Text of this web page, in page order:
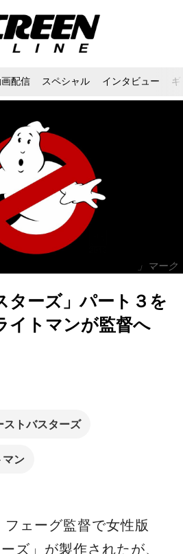
配信 スペシャル インタビュー
」マーク
ターズ」パート３を
イトマンが監督へ
ストバスターズ
マン
ェーグ監督で女性版
ズ」が製作されたが、